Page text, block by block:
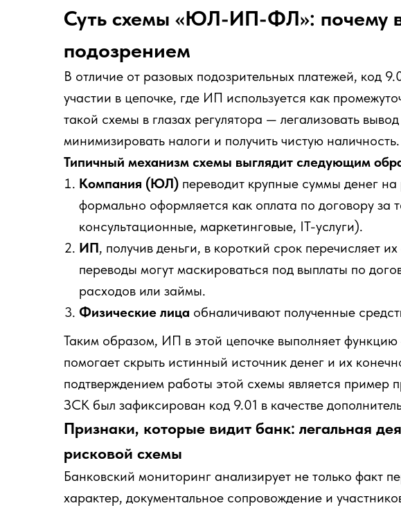
Суть схемы «ЮЛ-ИП-ФЛ»: почему
подозрением
В отличие от разовых подозрительных платежей, код
участии в цепочке, где ИП используется как
такой схемы в глазах регулятора — легализовать
минимизировать налоги и получить чистую наличность.
Типичный механизм схемы выглядит следующим
Компания (ЮЛ) переводит крупные суммы денег на
формально оформляется как оплата по договору за
консультационные, маркетинговые, IT-услуги).
ИП, получив деньги, в короткий срок перечисляет их
переводы могут маскироваться под выплаты по
расходов или займы.
Физические лица обналичивают полученные
Таким образом, ИП в этой цепочке выполняет функцию
помогает скрыть истинный источник денег и их
подтверждением работы этой схемы является пример
ЗСК был зафиксирован код 9.01 в качестве
Признаки, которые видит банк: легальная
рисковой схемы
Банковский мониторинг анализирует не только факт
характер, документальное сопровождение и